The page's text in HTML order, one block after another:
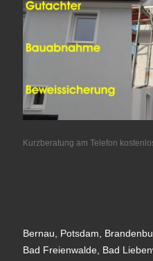
Kurzberatung am Telefon
Bernau, Potsdam,
Bad Freienwalde, Bad